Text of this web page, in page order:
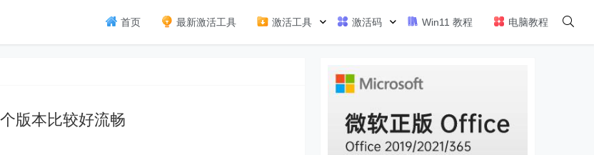
首页 最新激活工具 激活工具 激活码 Win11 教程 电脑教程
版本比较好流畅